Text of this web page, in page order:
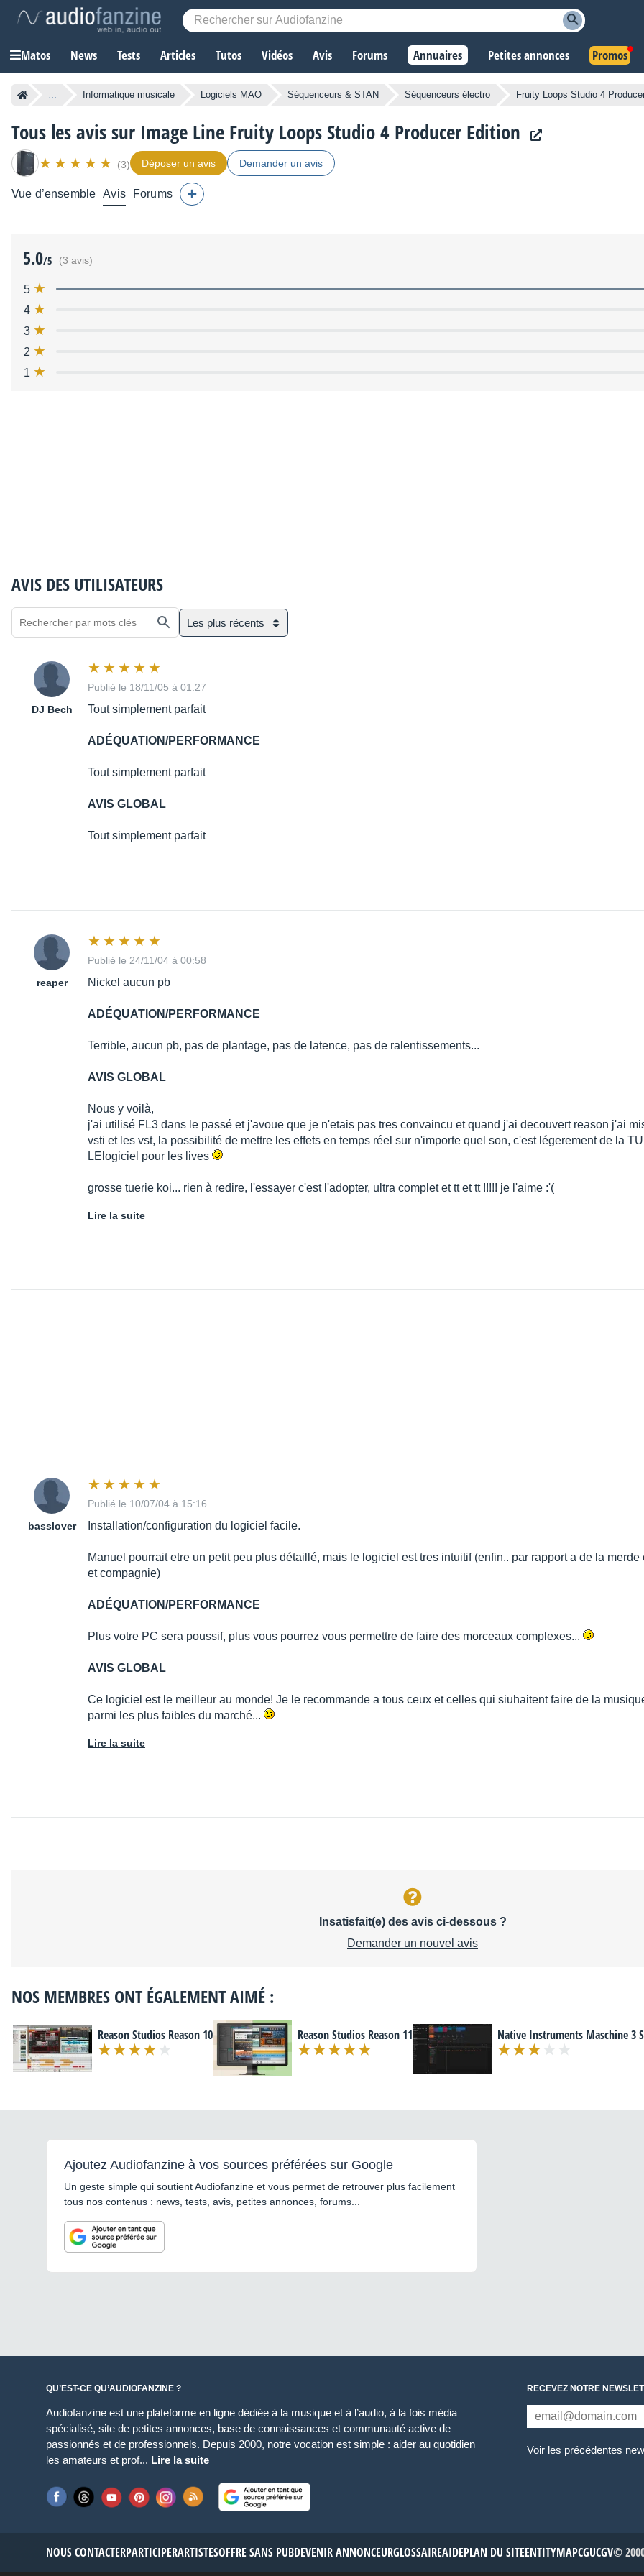
Matos News Tests Articles Tutos Vidéos Avis Forums Annuaires Petites annonces Promos
... Informatique musicale Logiciels MAO Séquenceurs & STAN Séquenceurs électro Fruity Loops Studio 4
Tous les avis sur Image Line Fruity Loops Studio 4 Producer Edition
(3) Déposer un avis Demander un avis
Vue d’ensemble Avis Forums
5.0/5 (3 avis)
5
4
3
2
1
AVIS DES UTILISATEURS
Les plus récents
DJ Bech
Publié le 18/11/05 à 01:27
Tout simplement parfait
ADÉQUATION/PERFORMANCE
Tout simplement parfait
AVIS GLOBAL
Tout simplement parfait
reaper
Publié le 24/11/04 à 00:58
Nickel aucun pb
ADÉQUATION/PERFORMANCE
Terrible, aucun pb, pas de plantage, pas de latence, pas de ralentissements...
AVIS GLOBAL
Nous y voilà,
j'ai utilisé FL3 dans le passé et j'avoue que je n'etais pas tres convaincu et quand j'ai decouvert reason j'ai
vsti et les vst, la possibilité de mettre les effets en temps réel sur n'importe quel son, c'est légerement de la
LElogiciel pour les lives
grosse tuerie koi... rien à redire, l'essayer c'est l'adopter, ultra complet et tt et tt !!!!! je l'aime :'(
Lire la suite
basslover
Publié le 10/07/04 à 15:16
Installation/configuration du logiciel facile.
Manuel pourrait etre un petit peu plus détaillé, mais le logiciel est tres intuitif (enfin.. par rapport a de la
et compagnie)
ADÉQUATION/PERFORMANCE
Plus votre PC sera poussif, plus vous pourrez vous permettre de faire des morceaux complexes...
AVIS GLOBAL
Ce logiciel est le meilleur au monde! Je le recommande a tous ceux et celles qui siuhaitent faire de la
parmi les plus faibles du marché...
Lire la suite
Insatisfait(e) des avis ci-dessous ?
Demander un nouvel avis
NOS MEMBRES ONT ÉGALEMENT AIMÉ :
Reason Studios Reason 10 Reason Studios Reason 11 Native Instruments Maschine 3
Ajoutez Audiofanzine à vos sources préférées sur Google
Un geste simple qui soutient Audiofanzine et vous permet de retrouver plus facilement
tous nos contenus : news, tests, avis, petites annonces, forums...
QU’EST-CE QU’AUDIOFANZINE ?
Audiofanzine est une plateforme en ligne dédiée à la musique et à l’audio, à la fois média
spécialisé, site de petites annonces, base de connaissances et communauté active de
passionnés et de professionnels. Depuis 2000, notre vocation est simple : aider au quotidien
les amateurs et prof... Lire la suite
RECEVEZ NOTRE
Voir les précédentes
NOUS CONTACTERPARTICIPERARTISTESOFFRE SANS PUBDEVENIR ANNONCEURGLOSSAIREAIDEPLAN DU SITEENTITYMAPCGUCGV©